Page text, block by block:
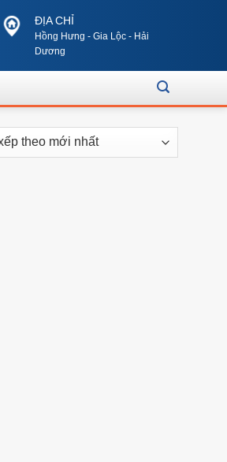
ĐỊA CHỈ
Hồng Hưng - Gia Lộc - Hải
Dương